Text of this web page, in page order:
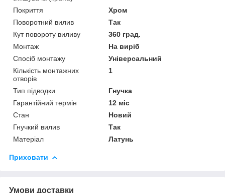
Покриття
Хром
Поворотний вилив
Так
Кут повороту виливу
360 град.
Монтаж
На виріб
Спосіб монтажу
Універсальний
Кількість монтажних
отворів
1
Тип підводки
Гнучка
Гарантійний термін
12 міс
Стан
Новий
Гнучкий вилив
Так
Матеріал
Латунь
Приховати
Умови доставки